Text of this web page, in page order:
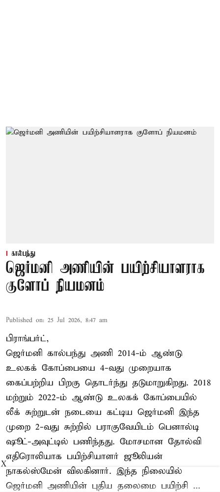
கால்பந்து
ஜெர்மனி அணியின் பயிற்சியாளராக
குளோப் நியமனம்
Published on: 25 Jul 2026, 8:47 am
பிராங்பர்ட்,
ஜெர்மனி கால்பந்து அணி 2014-ம் ஆண்டு
உலகக் கோப்பையை 4-வது முறையாக
கைப்பற்றிய பிறகு தொடர்ந்து தடுமாறுகிறது. 2018
மற்றும் 2022-ம் ஆண்டு உலகக் கோப்பையில்
லீக் சுற்றுடன் நடையை கட்டிய ஜெர்மனி இந்த
முறை 2-வது சுற்றில் பராகுவேயிடம் பெனால்டி
ஷூட்-அவுட்டில் பணிந்தது. மோசமான தோல்வி
எதிரொலியாக பயிற்சியாளர் ஜூலியன்
நாகல்ஸ்மேன் விலகினார். இந்த நிலையில்
ஜெர்மனி அணியின் புதிய தலைமை பயிற்சி ...
X